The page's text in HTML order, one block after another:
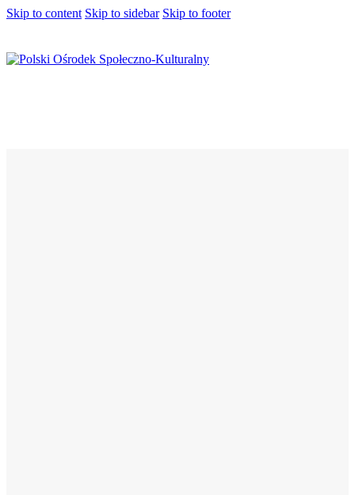
Skip to content Skip to sidebar Skip to footer